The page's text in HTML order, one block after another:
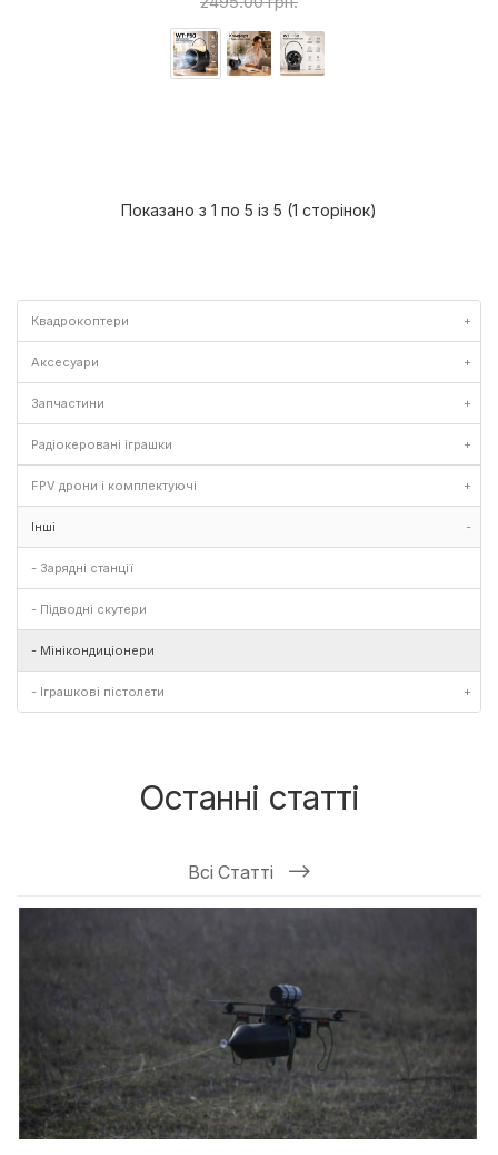
Квадрокоптери +
Аксесуари +
Запчастини +
Радіокеровані іграшки +
FPV дрони і комплектуючі +
Інші -
- Зарядні станції
- Підводні скутери
- Мінікондиціонери
- Іграшкові пістолети +
Показано з 1 по 5 із 5 (1 сторінок)
Останні статті
Всі Статті